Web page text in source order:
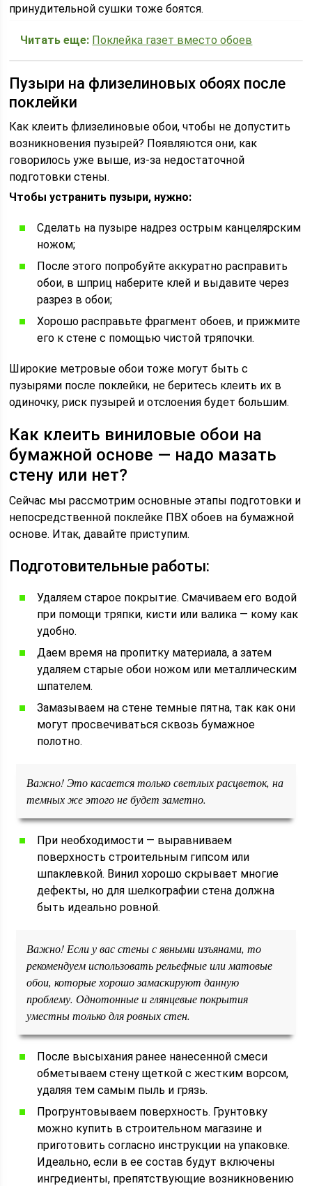
принудительной сушки тоже боятся.
Читать еще: Поклейка газет вместо обоев
Пузыри на флизелиновых обоях после
поклейки
Как клеить флизелиновые обои, чтобы не допустить
возникновения пузырей? Появляются они, как
говорилось уже выше, из-за недостаточной
подготовки стены.
Чтобы устранить пузыри, нужно:
Сделать на пузыре надрез острым канцелярским
ножом;
После этого попробуйте аккуратно расправить
обои, в шприц наберите клей и выдавите через
разрез в обои;
Хорошо расправьте фрагмент обоев, и прижмите
его к стене с помощью чистой тряпочки.
Широкие метровые обои тоже могут быть с
пузырями после поклейки, не беритесь клеить их в
одиночку, риск пузырей и отслоения будет большим.
Как клеить виниловые обои на
бумажной основе — надо мазать
стену или нет?
Сейчас мы рассмотрим основные этапы подготовки и
непосредственной поклейке ПВХ обоев на бумажной
основе. Итак, давайте приступим.
Подготовительные работы:
Удаляем старое покрытие. Смачиваем его водой
при помощи тряпки, кисти или валика — кому как
удобно.
Даем время на пропитку материала, а затем
удаляем старые обои ножом или металлическим
шпателем.
Замазываем на стене темные пятна, так как они
могут просвечиваться сквозь бумажное
полотно.
Важно! Это касается только светлых расцветок, на
темных же этого не будет заметно.
При необходимости — выравниваем
поверхность строительным гипсом или
шпаклевкой. Винил хорошо скрывает многие
дефекты, но для шелкографии стена должна
быть идеально ровной.
Важно! Если у вас стены с явными изъянами, то
рекомендуем использовать рельефные или матовые
обои, которые хорошо замаскируют данную
проблему. Однотонные и глянцевые покрытия
уместны только для ровных стен.
После высыхания ранее нанесенной смеси
обметываем стену щеткой с жестким ворсом,
удаляя тем самым пыль и грязь.
Прогрунтовываем поверхность. Грунтовку
можно купить в строительном магазине и
приготовить согласно инструкции на упаковке.
Идеально, если в ее состав будут включены
ингредиенты, препятствующие возникновению